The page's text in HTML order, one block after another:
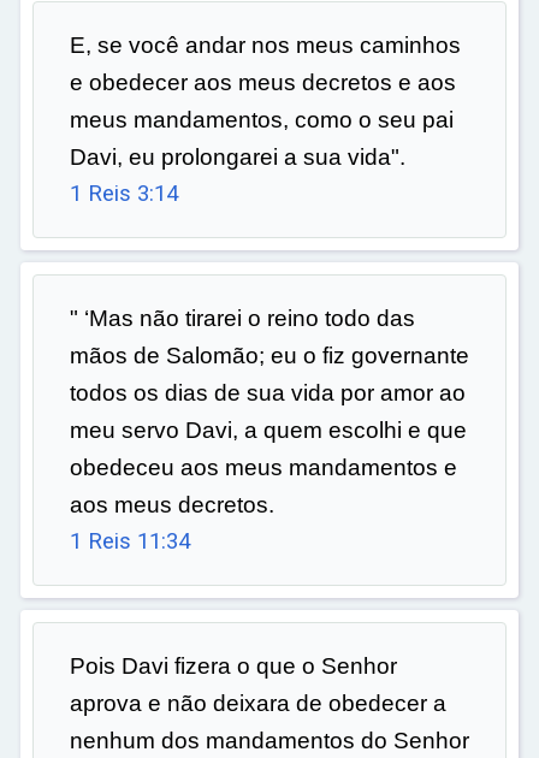
E, se você andar nos meus caminhos
e obedecer aos meus decretos e aos
meus mandamentos, como o seu pai
Davi, eu prolongarei a sua vida".
1 Reis 3:14
" ‘Mas não tirarei o reino todo das
mãos de Salomão; eu o fiz governante
todos os dias de sua vida por amor ao
meu servo Davi, a quem escolhi e que
obedeceu aos meus mandamentos e
aos meus decretos.
1 Reis 11:34
Pois Davi fizera o que o Senhor
aprova e não deixara de obedecer a
nenhum dos mandamentos do Senhor